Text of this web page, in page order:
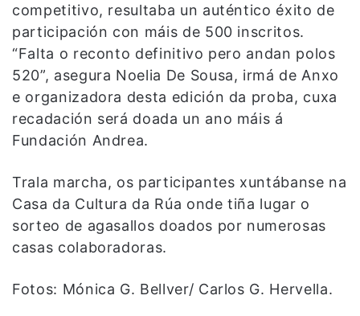
competitivo, resultaba un auténtico éxito de
participación con máis de 500 inscritos.
“Falta o reconto definitivo pero andan polos
520”, asegura Noelia De Sousa, irmá de Anxo
e organizadora desta edición da proba, cuxa
recadación será doada un ano máis á
Fundación Andrea.
Trala marcha, os participantes xuntábanse na
Casa da Cultura da Rúa onde tiña lugar o
sorteo de agasallos doados por numerosas
casas colaboradoras.
Fotos: Mónica G. Bellver/ Carlos G. Hervella.